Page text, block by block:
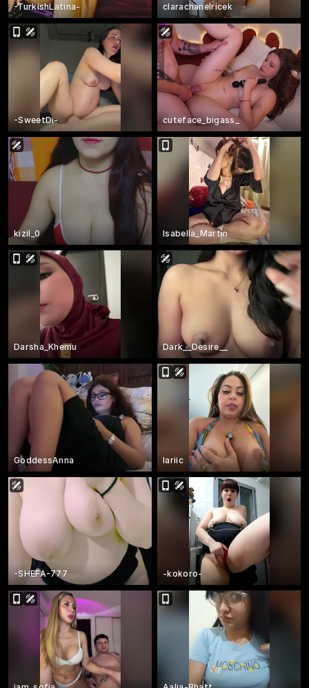
-TurkishLatina- clarachanelricek
-SweetDi- cuteface_bigass_
kizil_0 Isabella_Martin
Darsha_Khemu Dark__Desire__
GoddessAnna lariic
-SHEFA-777 -kokoro-